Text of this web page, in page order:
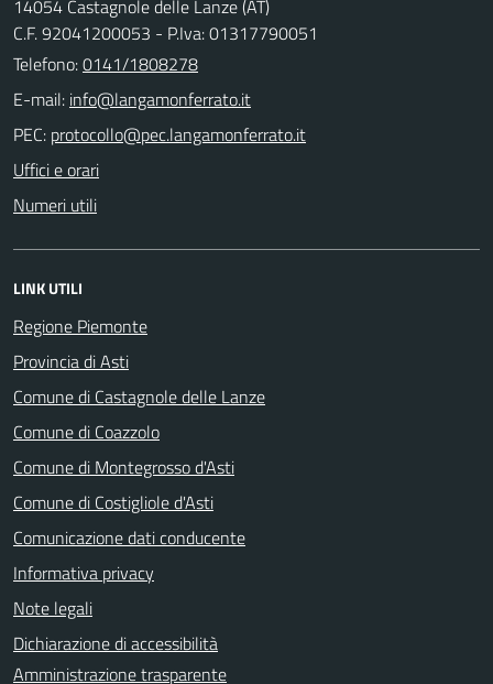
14054 Castagnole delle Lanze (AT)
C.F. 92041200053 - P.Iva: 01317790051
Telefono:0141/1808278
E-mail:
PEC:
Uffici e orari
Numeri utili
LINK UTILI
Regione Piemonte
Provincia di Asti
Comune di Castagnole delle Lanze
Comune di Coazzolo
Comune di Montegrosso d'Asti
Comune di Costigliole d'Asti
Comunicazione dati conducente
Informativa privacy
Note legali
Dichiarazione di accessibilità
Amministrazione trasparente